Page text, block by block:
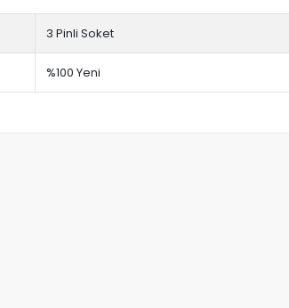
3 Pinli Soket
%100 Yeni